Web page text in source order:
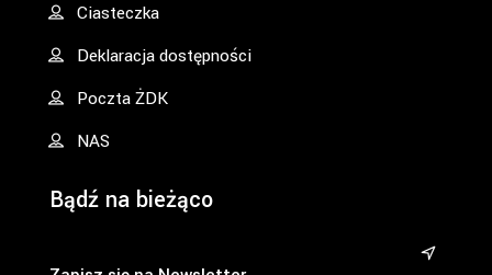
Ciasteczka
Deklaracja dostępności
Poczta ŻDK
NAS
Bądź na bieżąco
&